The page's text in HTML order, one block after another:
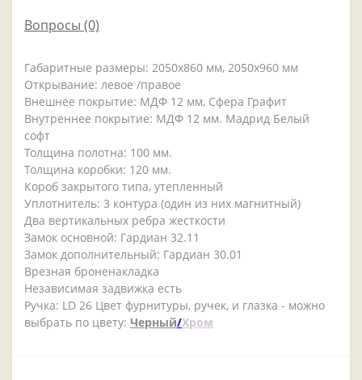
Вопросы (0)
Габаритные размеры: 2050x860 мм, 2050x960 мм
Открывание: левое /правое
Внешнее покрытие: МДФ 12 мм, Сфера Графит
Внутреннее покрытие: МДФ 12 мм. Мадрид Белый
софт
Толщина полотна: 100 мм.
Толщина коробки: 120 мм.
Короб закрытого типа, утепленный
Уплотнитель: 3 контура (один из них магнитный)
Два вертикальных ребра жесткости
Замок основной: Гардиан 32.11
Замок дополнительный: Гардиан 30.01
Врезная броненакладка
Независимая задвижка есть
Ручка: LD 26 Цвет фурнитуры, ручек, и глазка - можно
выбрать по цвету: Черный/Хром